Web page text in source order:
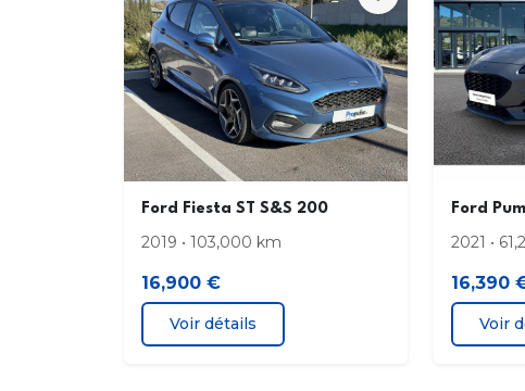
Grille de radiateur
Leve-vitres AV electriques a impulsion en
descente cote conducteur
Pare-chocs AR coleur unie
Pare-soleil passager
Phares halogenes
Poignees de porte noires
Ford Fiesta ST S&S 200
2019 • 103,000 km
16,900 €
Voir détails
Ford
2021 •
16,390
Voir